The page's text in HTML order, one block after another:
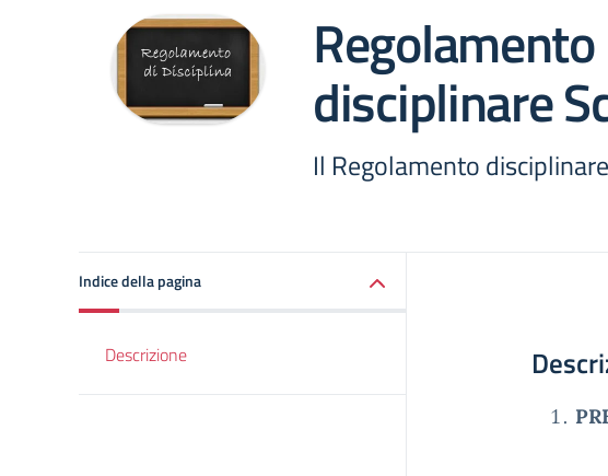
Regolamento
disciplinare
Il Regolamento
Indice della pagina
Descrizione